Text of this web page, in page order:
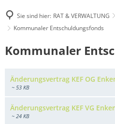
Sie sind hier: RAT & VERWALTUNG
Kommunaler Entschuldungsfonds
Kommunaler
Kommunaler
Änderungsvertrag KEF OG
~ 53 KB
Änderungsvertrag KEF VG
~ 24 KB